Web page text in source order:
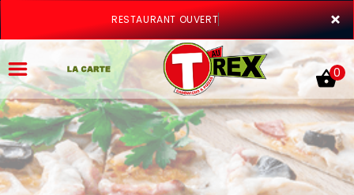
×
RESTAURANT OUVERT
ACCUEIL
0